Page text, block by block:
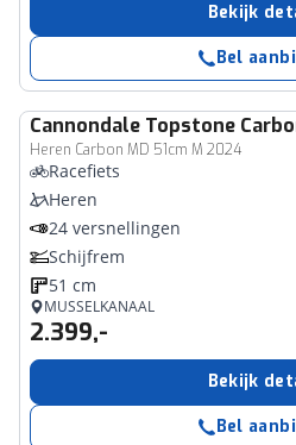
Bekijk
Bel
Cannondale Topstone
Heren Carbon MD 51cm M 2024
Racefiets
Heren
24 versnellingen
Schijfrem
51 cm
MUSSELKANAAL
2.399,-
Bekijk
Bel